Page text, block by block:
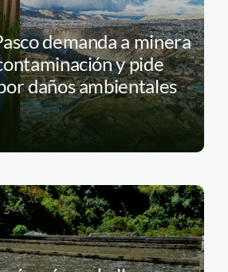
demanda a minera
y pide
daños ambientales